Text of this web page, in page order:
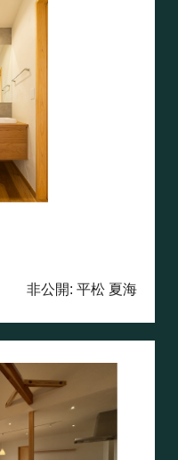
非公開: 平松 夏海